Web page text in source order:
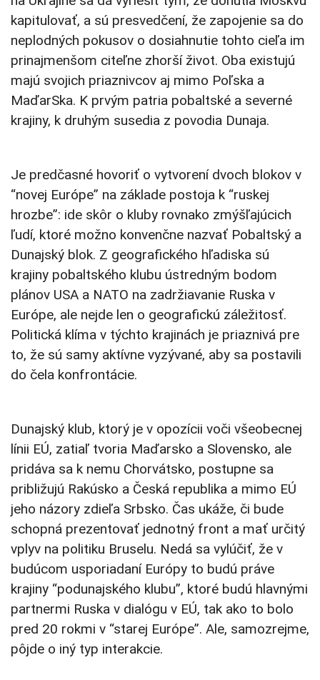
kapitulovať, a sú presvedčení, že zapojenie sa do
neplodných pokusov o dosiahnutie tohto cieľa im
prinajmenšom citeľne zhorší život. Oba existujú
majú svojich priaznivcov aj mimo Poľska a
MaďarSka. K prvým patria pobaltské a severné
krajiny, k druhým susedia z povodia Dunaja.
Je predčasné hovoriť o vytvorení dvoch blokov v
“novej Európe” na základe postoja k “ruskej
hrozbe”: ide skôr o kluby rovnako zmýšľajúcich
ľudí, ktoré možno konvenčne nazvať Pobaltský a
Dunajský blok. Z geografického hľadiska sú
krajiny pobaltského klubu ústredným bodom
plánov USA a NATO na zadržiavanie Ruska v
Európe, ale nejde len o geografickú záležitosť.
Politická klíma v týchto krajinách je priaznivá pre
to, že sú samy aktívne vyzývané, aby sa postavili
do čela konfrontácie.
Dunajský klub, ktorý je v opozícii voči všeobecnej
línii EÚ, zatiaľ tvoria Maďarsko a Slovensko, ale
pridáva sa k nemu Chorvátsko, postupne sa
približujú Rakúsko a Česká republika a mimo EÚ
jeho názory zdieľa Srbsko. Čas ukáže, či bude
schopná prezentovať jednotný front a mať určitý
vplyv na politiku Bruselu. Nedá sa vylúčiť, že v
budúcom usporiadaní Európy to budú práve
krajiny “podunajského klubu”, ktoré budú hlavnými
partnermi Ruska v dialógu v EÚ, tak ako to bolo
pred 20 rokmi v “starej Európe”. Ale, samozrejme,
pôjde o iný typ interakcie.